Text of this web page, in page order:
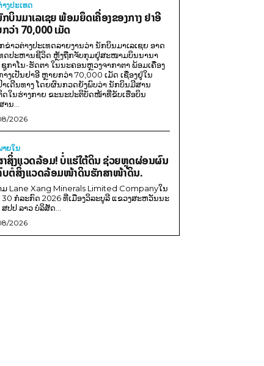
າງປະເທດ
ບິນມາເລເຊຍ ພ້ອມຍຶດເຄື່ອງຂອງກາງ ຢາອີ
ວ່າ 70,000 ເມັດ
ຂ່າວຕ່າງປະເທດລາຍງານວ່າ ນັກບິນມາເລເຊຍ ອາດ
ດປະຫານຊີວິດ ຫຼັງຖືກຈັບກຸມຢູ່ສະໜາມບິນນານາ
ກາໂນ-ຮັດຕາ ໃນນະຄອນຫຼວງຈາກາຕາ ພ້ອມເຄື່ອງ
າງເປັນຢາອີ ຫຼາຍກວ່າ 70,000 ເມັດ ເຊື່ອງຢູ່ໃນ
າເດີນທາງ ໂດຍຜົນກວດຍັງພົບວ່າ ນັກບິນມີສານ
ດໃນຮ່າງກາຍ ຂະນະປະຕິບັດໜ້າທີ່ຂັບເຮືອບິນ
ນ...
2026
າຍ​ໃນ
າສິ່ງແວດລ້ອມ! ບໍ່ແຮ່ໃຕ້ດິນ ຊ່ວຍຫຼຸດຜ່ອນຜົນ
ບຕໍ່ສິ່ງແວດລ້ອມໜ້າດິນຮັກສາໜ້າດິນ.
ມ Lane Xang Minerals Limited Companyໃນ
ກໍລະກົດ 2026 ທີ່ເມືອງວິລະບູລີ ແຂວງສະຫວັນນະ
ປປ ລາວ ບໍລິສັດ...
2026